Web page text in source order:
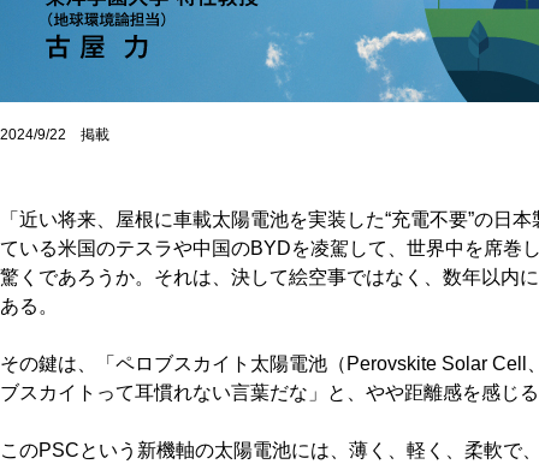
2024/9/22 掲載
「近い将来、屋根に車載太陽電池を実装した“充電不要”の日
ている米国のテスラや中国のBYDを凌駕して、世界中を席巻
驚くであろうか。それは、決して絵空事ではなく、数年以内
ある。
その鍵は、「ペロブスカイト太陽電池（Perovskite Solar Cell
ブスカイトって耳慣れない言葉だな」と、やや距離感を感じ
このPSCという新機軸の太陽電池には、薄く、軽く、柔軟で